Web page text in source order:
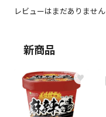
レビューはまだありません
新商品
♥